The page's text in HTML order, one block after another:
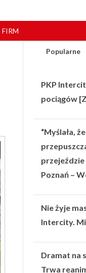
Popularne
PKP
pociągów
“Myślała,
Poznań –
Nie żyje
Intercity.
Dramat na
Trwa